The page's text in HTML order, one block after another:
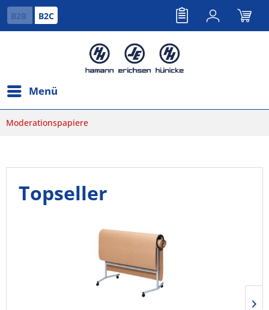
B2B B2C
Menü
Moderationspapiere
Topseller